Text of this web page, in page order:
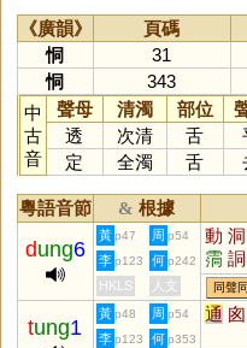
《廣韻》 頁碼
恫
31
恫
343
中
古
音
聲母 清濁 部位
透
次清 舌
定
全濁 舌
粵語音節 & 根據
dung6
黃 p47 周 p54 動 洞
霘 詷
戙 挏
李 p123 何 p242
HKLS 人文 同聲
tung1
黃 p48 周 p54 通 囪
李 p123 何 p353